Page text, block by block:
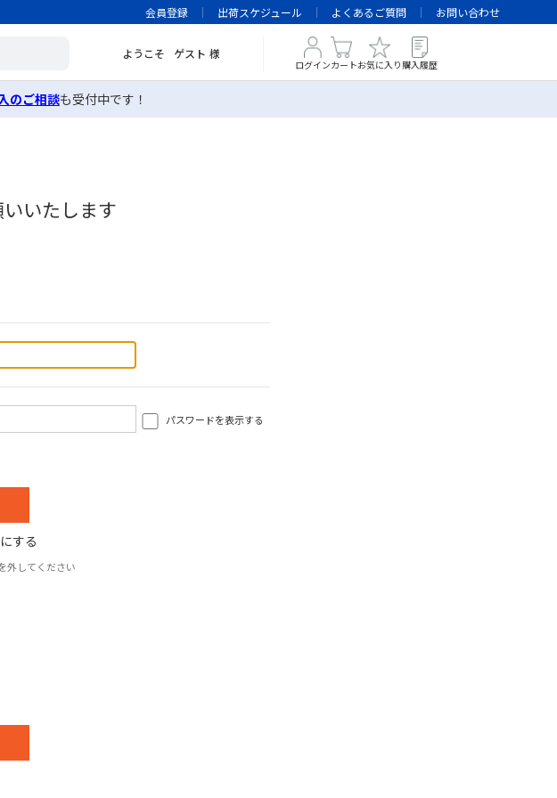
会員登録 出荷スケジュール よくあるご質問 お問い合わせ
ようこそ ゲスト 様
ログインカートお気に入り 購入履歴
のご相談も受付中です！
いたします
パスワードを表示する
する
外してください